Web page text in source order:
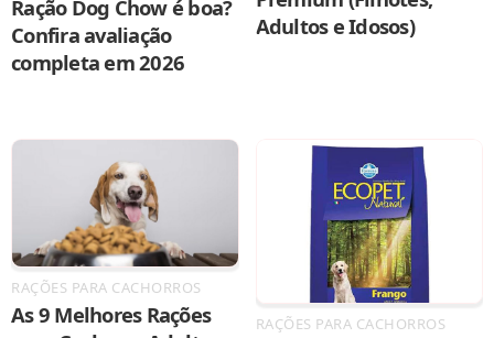
Ração Dog Chow é boa?
Confira avaliação
completa em 2026
Adultos e Idosos)
RAÇÕES PARA CACHORROS
As 9 Melhores Rações
RAÇÕES PARA CACHORROS